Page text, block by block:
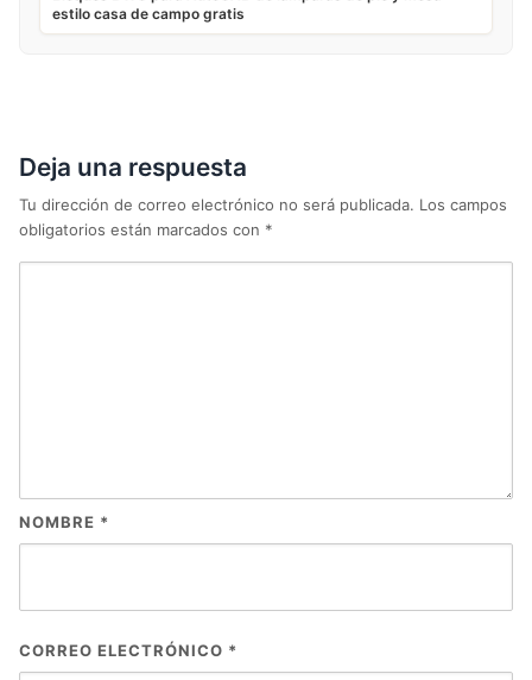
estilo casa de campo gratis
Deja una respuesta
Tu dirección de correo electrónico no será publicada. Los campos
obligatorios están marcados con *
NOMBRE *
CORREO ELECTRÓNICO *